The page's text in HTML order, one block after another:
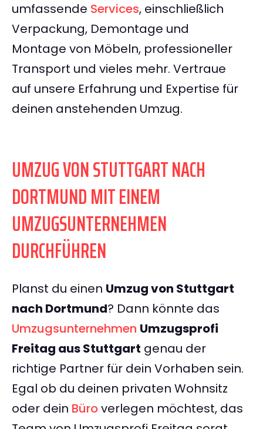
umfassende Services, einschließlich
Verpackung, Demontage und
Montage von Möbeln, professioneller
Transport und vieles mehr. Vertraue
auf unsere Erfahrung und Expertise für
deinen anstehenden Umzug.
UMZUG VON STUTTGART NACH
DORTMUND MIT EINEM
UMZUGSUNTERNEHMEN
DURCHFÜHREN
Planst du einen Umzug von Stuttgart
nach Dortmund? Dann könnte das
Umzugsunternehmen Umzugsprofi
Freitag aus Stuttgart genau der
richtige Partner für dein Vorhaben sein.
Egal ob du deinen privaten Wohnsitz
oder dein Büroverlegen möchtest, das